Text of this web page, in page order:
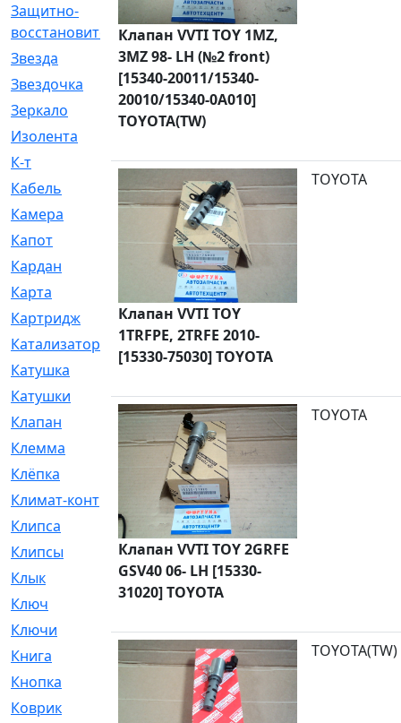
Защитно-
восстановительный
[4]
Звезда
[1]
Звездочка
[5]
Зеркало
[369]
Изолента
К-т
[13]
Кабель
[50]
Камера
[4]
Капот
[144]
Кардан
[131]
Карта
[2]
Картридж
[250]
Катализатор
[1]
Катушка
Катушки
[291]
Клапан
[375]
Клемма
[5]
Клёпка
[2]
Климат-контроль
[3]
Клипса
[21]
Клипсы
[321]
Клык
[4]
Ключ
[2]
Ключи
[3]
Книга
[293]
Кнопка
[3]
Коврик
[1]
Клапан VVTI TOY 1MZ,
3MZ 98- LH (№2 front)
[15340-20011/15340-
20010/15340-0A010]
TOYOTA(TW)
Клапан VVTI TOY
1TRFPE, 2TRFE 2010-
[15330-75030] TOYOTA
TOYOTA
Клапан VVTI TOY 2GRFE
GSV40 06- LH [15330-
31020] TOYOTA
TOYOTA
TOYOTA(TW)